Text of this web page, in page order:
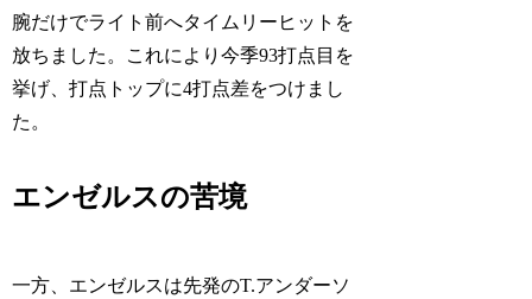
腕だけでライト前へタイムリーヒットを
放ちました。これにより今季93打点目を
挙げ、打点トップに4打点差をつけまし
た。
エンゼルスの苦境
一方、エンゼルスは先発のT.アンダーソ